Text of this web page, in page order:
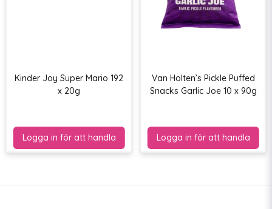
Kinder Joy Super Mario 192
x 20g
Van Holten’s Pickle Puffed
Snacks Garlic Joe 10 x 90g